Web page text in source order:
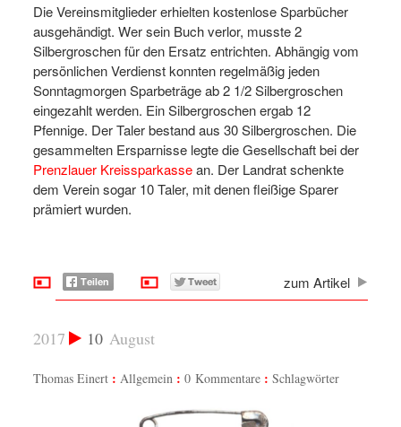
Die Vereinsmitglieder erhielten kostenlose Sparbücher
ausgehändigt. Wer sein Buch verlor, musste 2
Silbergroschen für den Ersatz entrichten. Abhängig vom
persönlichen Verdienst konnten regelmäßig jeden
Sonntagmorgen Sparbeträge ab 2 1/2 Silbergroschen
eingezahlt werden. Ein Silbergroschen ergab 12
Pfennige. Der Taler bestand aus 30 Silbergroschen. Die
gesammelten Ersparnisse legte die Gesellschaft bei der
Prenzlauer Kreissparkassean. Der Landrat schenkte
dem Verein sogar 10 Taler, mit denen fleißige Sparer
prämiert wurden.
zum Artikel
10 August
2017
Thomas Einert Allgemein 0 Kommentare Schlagwörter